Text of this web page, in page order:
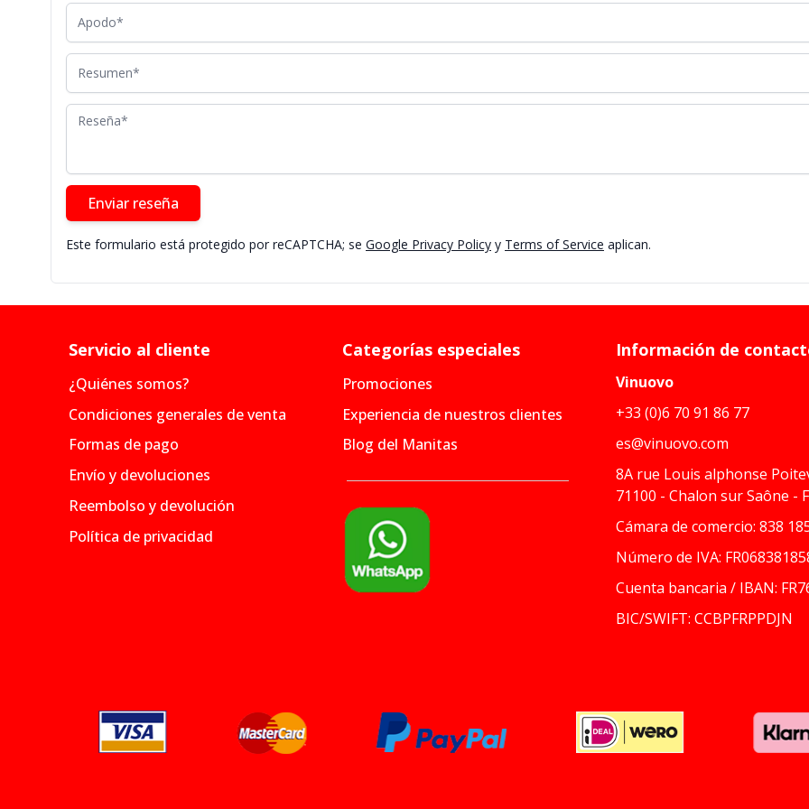
Apodo
Resumen
Reseña
Enviar reseña
Este formulario está protegido por reCAPTCHA; se Google Privacy Policy y Terms of Service aplican.
Servicio al cliente
¿Quiénes somos?
Condiciones generales de venta
Formas de pago
Envío y devoluciones
Reembolso y devolución
Política de privacidad
Categorías especiales
Promociones
Experiencia de nuestros clientes
Blog del Manitas
Información de
Vinuovo
+33 (0)6 70 91 86 77
es@vinuovo.com
8A rue Louis alphonse
71100 - Chalon sur Saône -
Cámara de comercio: 838
Número de IVA:
Cuenta bancaria / IBAN:
BIC/SWIFT: CCBPFRPPDJN